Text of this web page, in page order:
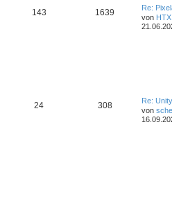
143 1639
Re:
von HTX
24 308
Re:
von